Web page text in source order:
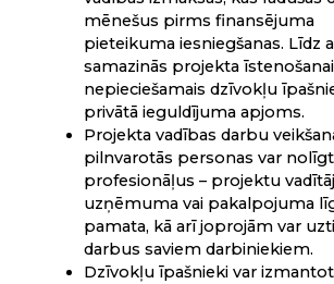
mēnešus pirms finansējuma
pieteikuma iesniegšanas. Līdz
samazinās projekta īstenošanai
nepieciešamais dzīvokļu
privātā ieguldījuma apjoms.
Projekta vadības darbu
pilnvarotās personas var
profesionāļus – projektu
uzņēmuma vai pakalpojuma
pamata, kā arī joprojām var
darbus saviem darbiniekiem.
Dzīvokļu īpašnieki var izmantot